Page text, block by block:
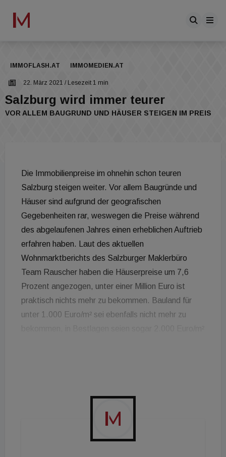
IMMOFLASH.AT IMMOMEDIEN.AT
22. März 2021 / Lesezeit 1 min
Salzburg wird immer teurer
VOR ALLEM BAUGRUND UND HÄUSER STEIGEN IM PREIS
Die Immobilienpreise im ohnehin schon teuren
Salzburg steigen weiter. Vor allem Baugründe und
Häuser sind aufgrund der geografischen
Gegebenheiten rar, weswegen die Preise während
des abgelaufenen Jahres einen erheblichen Auftrieb
erfahren haben. Laut des aktuellen
Wohnmarktberichts des Salzburger Maklerbüro
Team Rauscher haben die Häuserpreise um 7,6
Prozent angezogen, unter einer Million Euro ist
praktisch nichts mehr zu bekommen. Bauland für
unter 1.000 Euro/m² sei ebenfalls nicht mehr zu
den Salzburger Umlandgemeinden sind die
Preissteigerungen kräftig. Bei Wohnungen ging es
durchschnittlich 12,3 Prozent nach oben.
Spitzenreiter mit 19,2 Prozent Steigerungsrate ist